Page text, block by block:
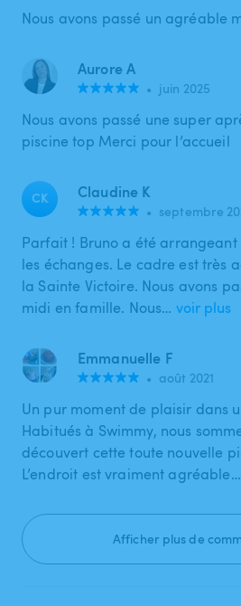
Nous avons passé un agréable
Aurore A
• juin 2025
Nous avons passé une super
piscine top Merci pour l’accueil
CK Claudine K
• septembre
Parfait ! Bruno a été
les échanges. Le cadre est très
la Sainte Victoire. Nous avons
midi en famille. Nous… voir plus
Emmanuelle F
• août 2021
Un pur moment de plaisir dans
Habitués à Swimmy, nous
découvert cette toute nouvelle
L’endroit est vraiment agréable…
Afficher plus de